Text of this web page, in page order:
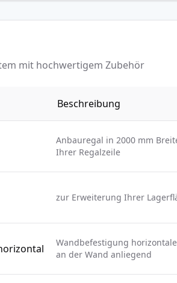
mit hochwertigem Zubehör
Beschreibung
Anbauregal in 2000 mm
Ihrer Regalzeile
zur Erweiterung Ihrer
Wandbefestigung
an der Wand anliegend